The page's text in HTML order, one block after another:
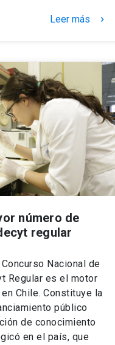
Leer más keyboard_arrow_right
número de
regular
Nacional de
Regular es el motor
Chile. Constituye la
público
de conocimiento
en el país, que